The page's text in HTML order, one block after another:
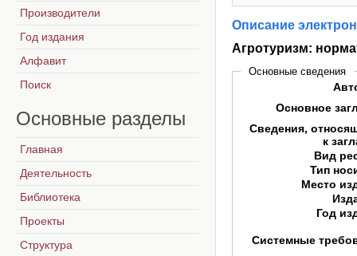
Описание
Агротуризм:
Основные сведения
Основное
Сведения,
к
Вид
Тип
Место
Год
Системные
Производители
Год издания
Алфавит
Поиск
Основные разделы
Главная
Деятельность
Библиотека
Проекты
Структура